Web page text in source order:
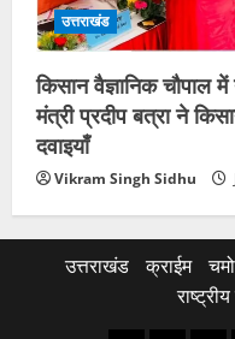
उत्तराखंड
किसान वैज्ञानिक चौपाल
मंत्री प्रदीप बत्रा ने
दवाइयाँ
Vikram Singh Sidhu
उत्तराखंड क्राईम